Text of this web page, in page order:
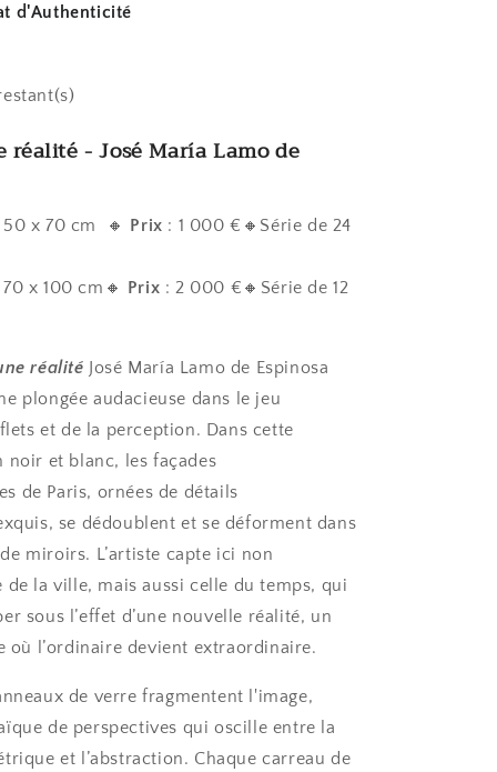
d'Authenticité
réalité - José María Lamo de
50 x 70 cm 🔸 Prix : 1 000 €🔸Série de 24
70 x 100 cm🔸 Prix : 2 000 €🔸Série de 12
réalité José María Lamo de Espinosa
plongée audacieuse dans le jeu
et de la perception. Dans cette
noir et blanc, les façades
de Paris, ornées de détails
se dédoublent et se déforment dans
miroirs. L’artiste capte ici non
de la ville, mais aussi celle du temps, qui
sous l’effet d’une nouvelle réalité, un
où l’ordinaire devient extraordinaire.
de verre fragmentent l'image,
de perspectives qui oscille entre la
et l’abstraction. Chaque carreau de